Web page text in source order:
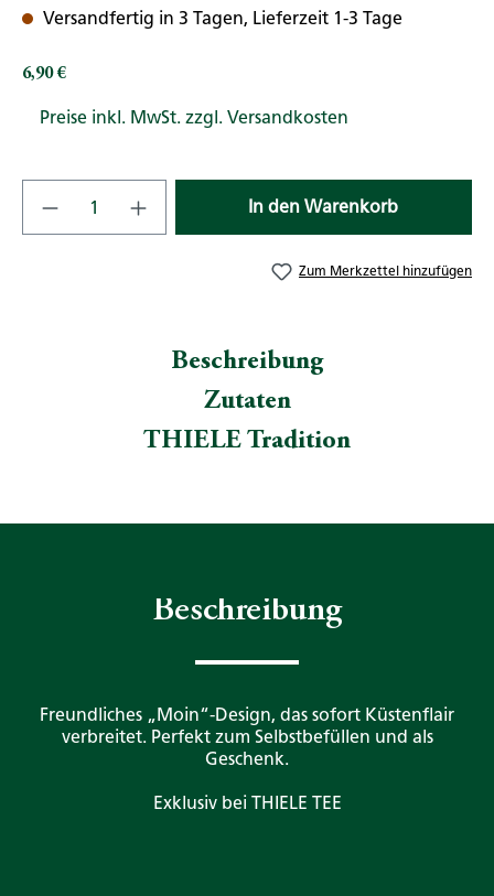
Versandfertig in 3 Tagen, Lieferzeit 1-3 Tage
Regulärer Preis:
6,90 €
Preise inkl. MwSt. zzgl. Versandkosten
Produkt Anzahl: Gib den gewünschten
In den Warenkorb
Zum Merkzettel hinzufügen
Beschreibung
Zutaten
THIELE Tradition
Beschreibung
Freundliches „Moin“-Design, das sofort Küstenflair
verbreitet. Perfekt zum Selbstbefüllen und als
Geschenk.
Exklusiv bei THIELE TEE